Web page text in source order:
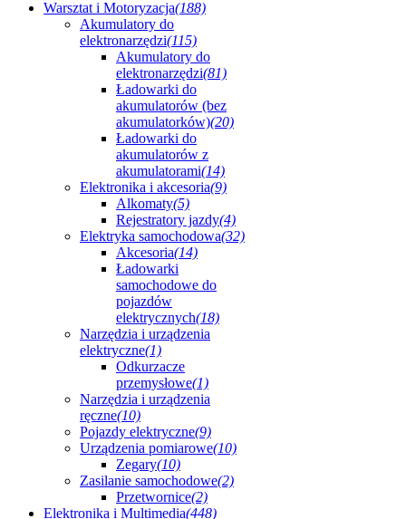
Warsztat i Motoryzacja(188)
Akumulatory do
elektronarzędzi(115)
Akumulatory do
elektronarzędzi(81)
Ładowarki do
akumulatorów (bez
akumulatorków)(20)
Ładowarki do
akumulatorów z
akumulatorami(14)
Elektronika i akcesoria(9)
Alkomaty(5)
Rejestratory jazdy(4)
Elektryka samochodowa(32)
Akcesoria(14)
Ładowarki
samochodowe do
pojazdów
elektrycznych(18)
Narzędzia i urządzenia
elektryczne(1)
Odkurzacze
przemysłowe(1)
Narzędzia i urządzenia
ręczne(10)
Pojazdy elektryczne(9)
Urządzenia pomiarowe(10)
Zegary(10)
Zasilanie samochodowe(2)
Przetwornice(2)
Elektronika i Multimedia(448)